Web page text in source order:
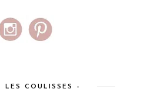
LES COULISSES –